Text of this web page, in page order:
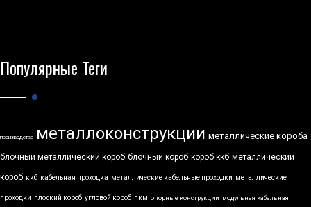
Популярные Теги
производство металлоконструкции металлические короба
блочный металлический короб блочный короб короб ккб металлический
короб ккб кабельная проходка металлические кабельные проходки металлические
проходки плоский короб угловой короб пкм опорные конструкции модульная кабельная